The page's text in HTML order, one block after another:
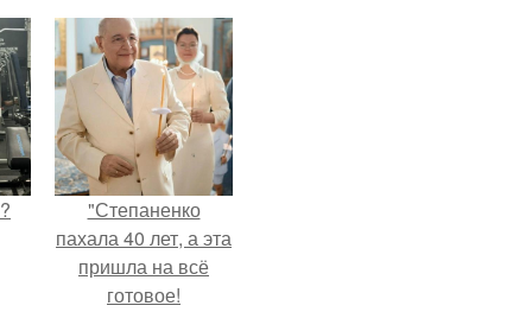
"Степаненко
пахала 40 лет, а эта
пришла на всё
готовое!